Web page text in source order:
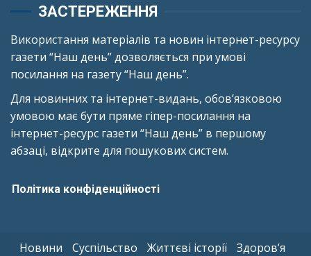
ЗАСТЕРЕЖЕННЯ
Використання матеріалів та новин інтернет-ресурсу
газети “Наш день” дозволяється при умові
посилання на газету “Наш день”.
Для новинних та інтернет-видань, обов’язковою
умовою має бути пряме гіпер-посилання на
інтернет-ресурс газети “Наш день” в першому
абзаці, відкрите для пошукових систем.
Політика конфіденційності
Новини Суспільство Життєві історії Здоров’я